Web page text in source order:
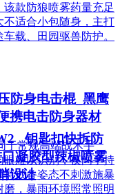
防身电击棍_黑鹰
携电击防身器材
于常规高端战术手
难以识别，夜间手持
戒备姿态不刺激施暴
，暴雨环境照常照明
款防狼喷雾药量充足
适合小包随身，主打
载、田园驱兽防护。
_钥匙扣快拆防
凝胶型辣椒喷雾
设计